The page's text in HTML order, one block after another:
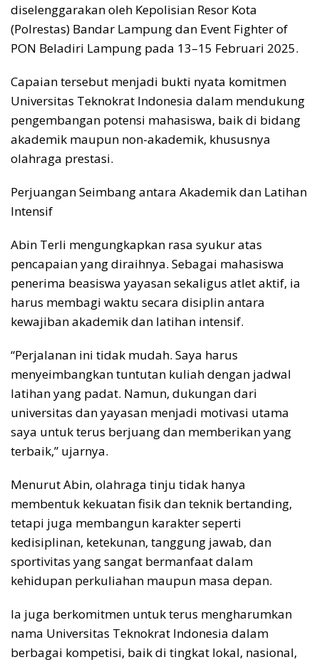
diselenggarakan oleh Kepolisian Resor Kota
(Polrestas) Bandar Lampung dan Event Fighter of
PON Beladiri Lampung pada 13–15 Februari 2025.
Capaian tersebut menjadi bukti nyata komitmen
Universitas Teknokrat Indonesia dalam mendukung
pengembangan potensi mahasiswa, baik di bidang
akademik maupun non-akademik, khususnya
olahraga prestasi.
Perjuangan Seimbang antara Akademik dan Latihan
Intensif
Abin Terli mengungkapkan rasa syukur atas
pencapaian yang diraihnya. Sebagai mahasiswa
penerima beasiswa yayasan sekaligus atlet aktif, ia
harus membagi waktu secara disiplin antara
kewajiban akademik dan latihan intensif.
“Perjalanan ini tidak mudah. Saya harus
menyeimbangkan tuntutan kuliah dengan jadwal
latihan yang padat. Namun, dukungan dari
universitas dan yayasan menjadi motivasi utama
saya untuk terus berjuang dan memberikan yang
terbaik,” ujarnya.
Menurut Abin, olahraga tinju tidak hanya
membentuk kekuatan fisik dan teknik bertanding,
tetapi juga membangun karakter seperti
kedisiplinan, ketekunan, tanggung jawab, dan
sportivitas yang sangat bermanfaat dalam
kehidupan perkuliahan maupun masa depan.
Ia juga berkomitmen untuk terus mengharumkan
nama Universitas Teknokrat Indonesia dalam
berbagai kompetisi, baik di tingkat lokal, nasional,